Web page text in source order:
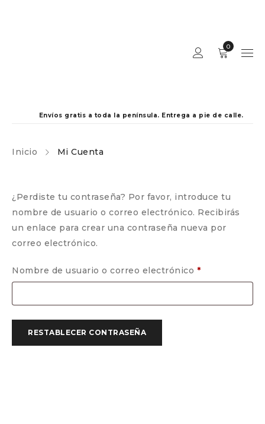
0
Envíos gratis a toda la península. Entrega a pie de calle.
Inicio Mi Cuenta
¿Perdiste tu contraseña? Por favor, introduce tu
nombre de usuario o correo electrónico. Recibirás
un enlace para crear una contraseña nueva por
correo electrónico.
Nombre de usuario o correo electrónico *
RESTABLECER CONTRASEÑA